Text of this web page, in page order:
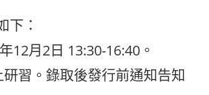
下：
12月2日 13:30-16:40。
習。錄取後發行前通知告知